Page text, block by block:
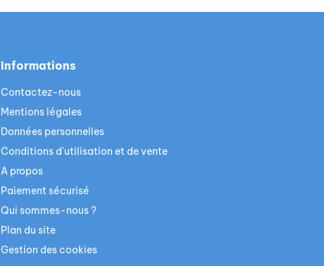
Informations
Contactez-nous
Mentions légales
Données personnelles
Conditions d'utilisation et de vente
A propos
Paiement sécurisé
Qui sommes-nous ?
Plan du site
Gestion des cookies